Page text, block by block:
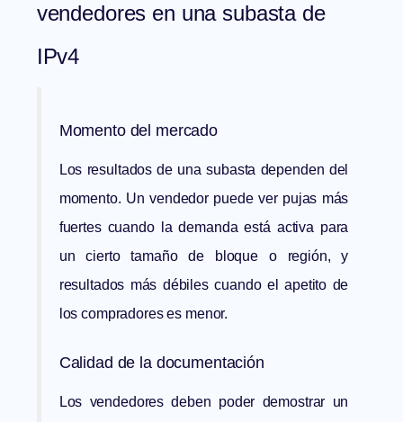
vendedores en una subasta de
IPv4
Momento del mercado
Los resultados de una subasta dependen del
momento. Un vendedor puede ver pujas más
fuertes cuando la demanda está activa para
un cierto tamaño de bloque o región, y
resultados más débiles cuando el apetito de
los compradores es menor.
Calidad de la documentación
Los vendedores deben poder demostrar un